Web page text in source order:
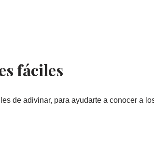
fáciles
de adivinar, para ayudarte a conocer a